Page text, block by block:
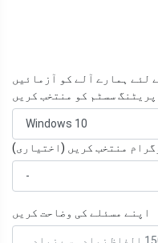
لئے ہمارے آلے کو آزمائیں
سسٹم کو منتخب کریں
منتخب کریں (اختیاری)
اپنے مسئلے کی وضاحت کریں